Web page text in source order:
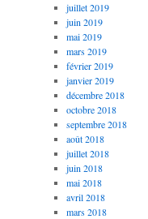
juillet 2019
juin 2019
mai 2019
mars 2019
février 2019
janvier 2019
décembre 2018
octobre 2018
septembre 2018
août 2018
juillet 2018
juin 2018
mai 2018
avril 2018
mars 2018